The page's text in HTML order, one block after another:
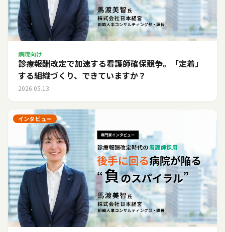
病院向け
診療報酬改定で加速する看護師確保競争。「定着」
する組織づくり、できていますか？
2026.05.13
インタビュー